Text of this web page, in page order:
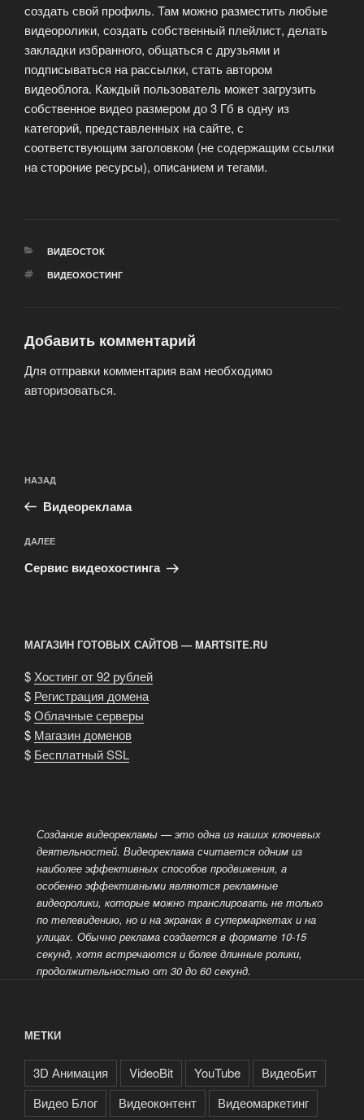
создать свой профиль. Там можно разместить любые
видеоролики, создать собственный плейлист, делать
закладки избранного, общаться с друзьями и
подписываться на рассылки, стать автором
видеоблога. Каждый пользователь может загрузить
собственное видео размером до 3 Гб в одну из
категорий, представленных на сайте, с
соответствующим заголовком (не содержащим ссылки
на стороние ресурсы), описанием и тегами.
РУБРИКИ
ВИДЕОСТОК
МЕТКИ
ВИДЕОХОСТИНГ
Добавить комментарий
Для отправки комментария вам необходимо
авторизоваться.
по
записям
Предыдущая
запись:
НАЗАД
Видеореклама
Следующая
запись
ДАЛЕЕ
Сервис видеохостинга
МАГАЗИН ГОТОВЫХ САЙТОВ — MARTSITE.RU
$ Хостинг от 92 рублей
$ Регистрация домена
$Облачные серверы
$ Магазин доменов
$ Бесплатный SSL
Создание видеорекламы — это одна из наших ключевых
деятельностей. Видеореклама считается одним из
наиболее эффективных способов продвижения, а
особенно эффективными являются рекламные
видеоролики, которые можно транслировать не только
по телевидению, но и на экранах в супермаркетах и на
улицах. Обычно реклама создается в формате 10-15
секунд, хотя встречаются и более длинные ролики,
продолжительностью от 30 до 60 секунд.
МЕТКИ
3D Анимация VideoBit YouTube
ВидеоБит
Видео Блог
Видеоконтент
Видеомаркетинг